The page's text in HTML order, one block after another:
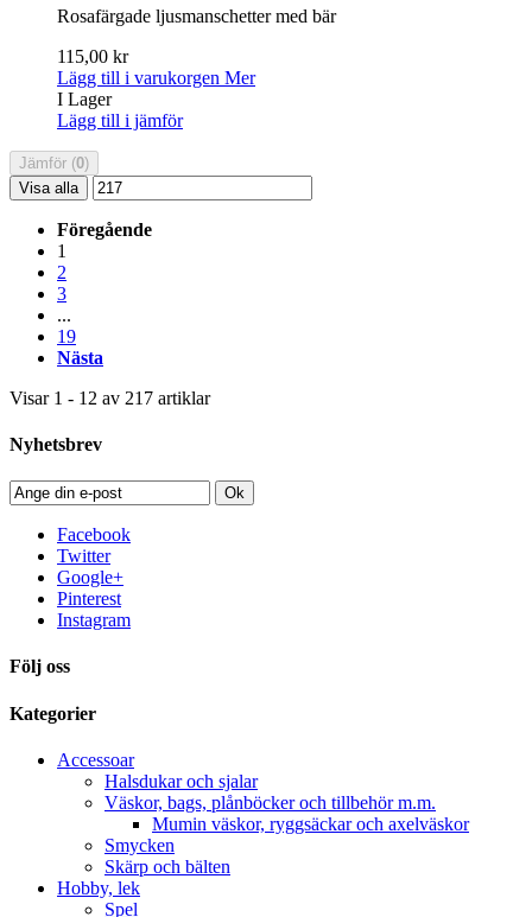
Rosafärgade ljusmanschetter med bär
115,00 kr
Lägg till i varukorgen Mer
I Lager
Lägg till i jämför
Jämför (0)
Visa alla
Föregående
1
2
3
...
19
Nästa
Visar 1 - 12 av 217 artiklar
Nyhetsbrev
Ok
Facebook
Twitter
Google+
Pinterest
Instagram
Följ oss
Kategorier
Accessoar
Halsdukar och sjalar
Väskor, bags, plånböcker och tillbehör m.m.
Mumin väskor, ryggsäckar och axelväskor
Smycken
Skärp och bälten
Hobby, lek
Spel